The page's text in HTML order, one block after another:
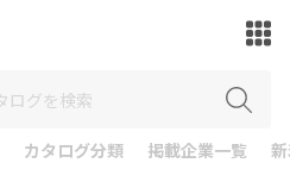
カタログ分類 掲載企業一覧